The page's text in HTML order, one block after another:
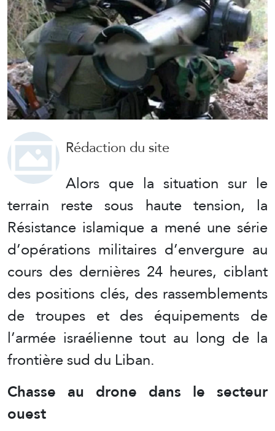
Rédaction du site
Alors que la situation sur le
terrain reste sous haute tension, la
Résistance islamique a mené une série
d’opérations militaires d’envergure au
cours des dernières 24 heures, ciblant
des positions clés, des rassemblements
de troupes et des équipements de
l’armée israélienne tout au long de la
frontière sud du Liban.
Chasse au drone dans le secteur
ouest